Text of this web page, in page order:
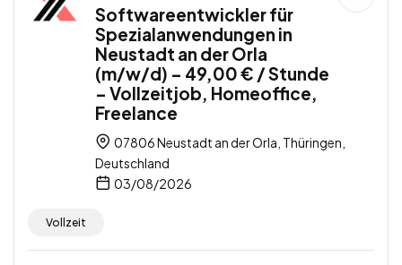
Softwareentwickler für
Spezialanwendungen in
Neustadt an der Orla
(m/w/d) – 49,00 € / Stunde
– Vollzeitjob, Homeoffice,
Freelance
07806 Neustadt an der Orla, Thüringen,
Deutschland
03/08/2026
Vollzeit